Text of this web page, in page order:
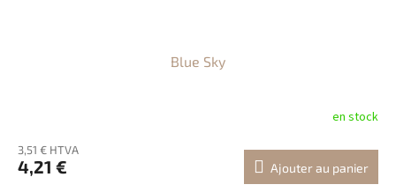
Blue Sky
en stock
3,51 € HTVA
4,21 € Ajouter au panier